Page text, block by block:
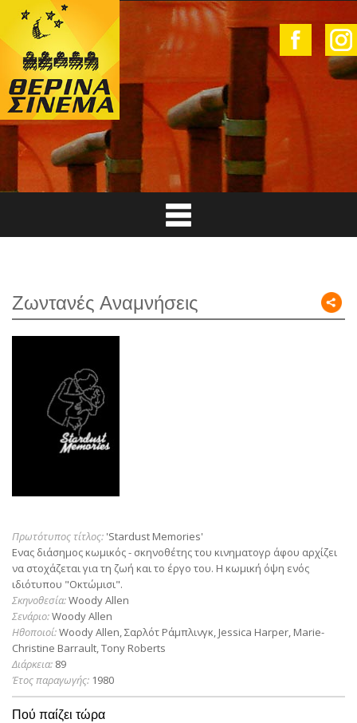
Ζωντανές Αναμνήσεις
Πρωτότυπος τίτλος: 'Stardust Memories'
Ενας διάσημος κωμικός - σκηνοθέτης του κινηματογρ άφου αρχίζει
να στοχάζεται για τη ζωή και το έργο του. Η κωμική όψη ενός
ιδιότυπου "Οκτώμισι".
Σκηνοθεσία:Woody Allen
Σενάριο:Woody Allen
Ηθοποιοί:Woody Allen, Σαρλότ Ράμπλινγκ, Jessica Harper, Marie-
Christine Barrault, Tony Roberts
Διάρκεια: 89
Έτος παραγωγής: 1980
Πού παίζει τώρα